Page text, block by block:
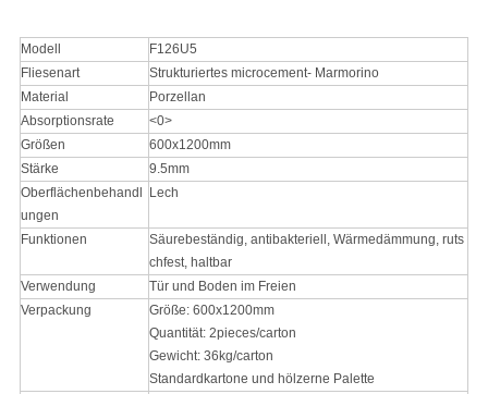
Modell
F126U5
Fliesenart
Strukturiertes microcement- Marmorino
Material
Porzellan
Absorptionsrate
<0>
Größen
600x1200mm
Stärke
9.5mm
Oberflächenbehandl
ungen
Lech
Funktionen
Säurebeständig, antibakteriell, Wärmedämmung, ruts
chfest, haltbar
Verwendung
Tür und Boden im Freien
Verpackung
Größe: 600x1200mm
Quantität: 2pieces/carton
Gewicht: 36kg/carton
Standardkartone und hölzerne Palette